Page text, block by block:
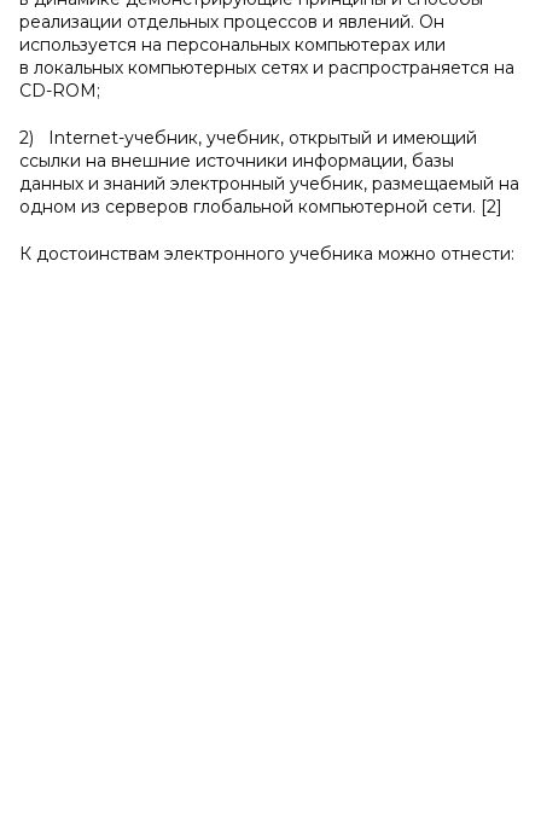
реализации отдельных процессов и явлений. Он
используется на персональных компьютерах или
в локальных компьютерных сетях и распространяется на
CD-ROM;
2) Internet-учебник, учебник, открытый и имеющий
ссылки на внешние источники информации, базы
данных и знаний электронный учебник, размещаемый на
одном из серверов глобальной компьютерной сети. [2]
К достоинствам электронного учебника можно отнести: